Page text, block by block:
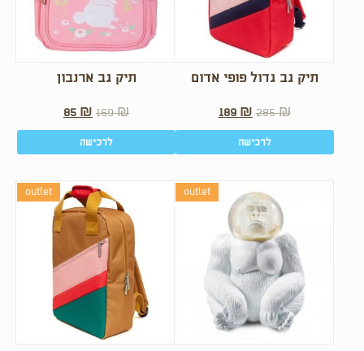
תיק גב ארנבון
169₪
85 ₪
לרכישה
תיק גב גדול פופי אדום
285₪
189 ₪
לרכישה
outlet outlet